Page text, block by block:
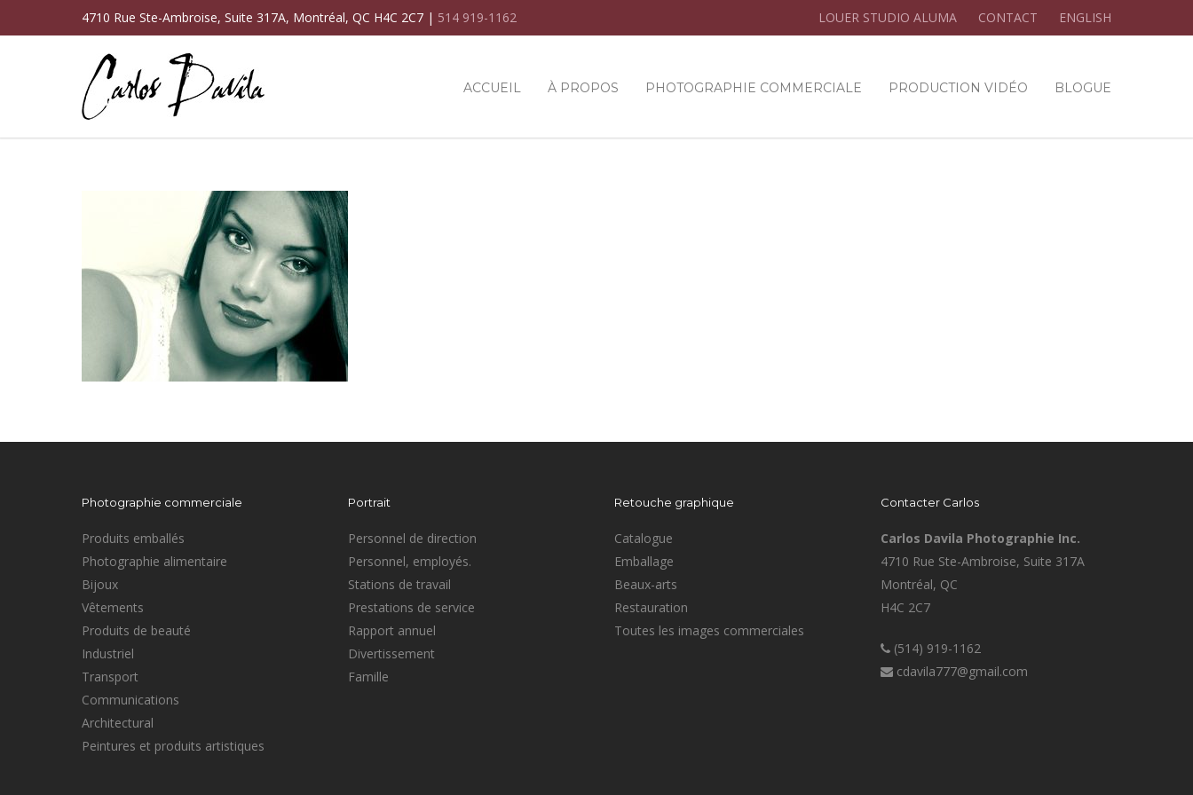
4710 Rue Ste-Ambroise, Suite 317A, Montréal, QC H4C 2C7 | 514 919-1162 LOUER STUDIO ALUMA CONTACT ENGLISH
ACCUEIL À PROPOS PHOTOGRAPHIE COMMERCIALE PRODUCTION VIDÉO BLOGUE
Photographie commerciale
Produits emballés
Photographie alimentaire
Bijoux
Vêtements
Produits de beauté
Industriel
Transport
Communications
Architectural
Peintures et produits artistiques
Portrait
Personnel de direction
Personnel, employés.
Stations de travail
Prestations de service
Rapport annuel
Divertissement
Famille
Retouche graphique
Catalogue
Emballage
Beaux-arts
Restauration
Toutes les images commerciales
Contacter Carlos
Carlos Davila Photographie Inc.
4710 Rue Ste-Ambroise, Suite 317A
Montréal, QC
H4C 2C7
(514) 919-1162
cdavila777@gmail.com